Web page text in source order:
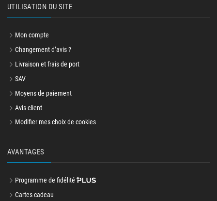
UTILISATION DU SITE
Mon compte
Changement d’avis ?
Livraison et frais de port
SAV
Moyens de paiement
Avis client
Modifier mes choix de cookies
AVANTAGES
Programme de fidélité
Cartes cadeau